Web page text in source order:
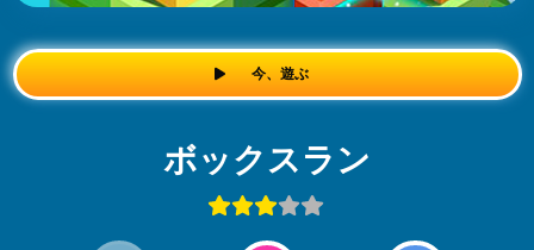
今、遊ぶ
ボックスラン